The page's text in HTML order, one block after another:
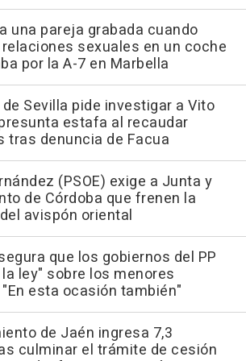
una pareja grabada cuando
sexuales en un coche
por la A-7 en Marbella
Sevilla pide investigar a Vito
estafa al recaudar
tras denuncia de Facua
(PSOE) exige a Junta y
de Córdoba que frenen la
avispón oriental
que los gobiernos del PP
ley" sobre los menores
esta ocasión también"
de Jaén ingresa 7,3
culminar el trámite de cesión